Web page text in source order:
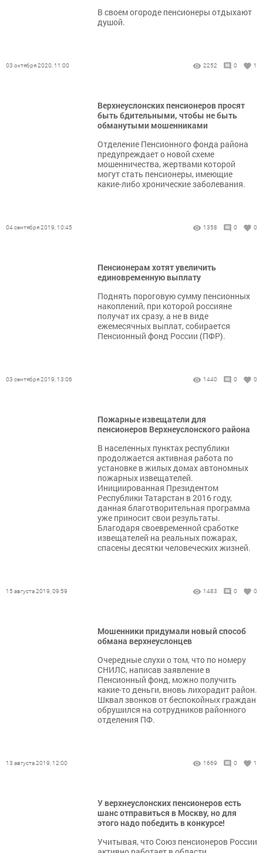
В своем огороде пенсионеры отдыхают
душой.
03 октября 2020, 11:00 2252 0 1
Верхнеуслонских пенсионеров просят
быть бдительными, чтобы не быть
обманутыми мошенниками
Отделение Пенсионного фонда района
предупреждает о новой схеме
мошенничества, жертвами которой
могут стать пенсионеры, имеющие
какие-либо хронические заболевания.
04 сентября 2019, 10:45 1358 0 0
Пенсионерам хотят увеличить
единовременную выплату
Поднять пороговую сумму пенсионных
накоплений, при которой россияне
получат их сразу, а не в виде
ежемесячных выплат, собирается
Пенсионный фонд России (ПФР).
03 сентября 2019, 13:06 1440 0 0
Пожарные извещатели для
пенсионеров Верхнеуслонского района
В населенных пунктах республики
продолжается активная работа по
установке в жилых домах автономных
пожарных извещателей.
Инициированная Президентом
Республики Татарстан в 2016 году,
данная благотворительная программа
уже приносит свои результаты.
Благодаря своевременной сработке
извещателей на реальных пожарах,
спасены десятки человеческих жизней.
15 августа 2019, 09:59 1483 0 0
Мошенники придумали новый способ
обмана верхнеуслонцев
Очередные слухи о том, что по номеру
СНИЛС, написав заявление в
Пенсионный фонд, можно получить
какие-то деньги, вновь лихорадит район.
Шквал звонков от беспокойных граждан
обрушился на сотрудников районного
отделения ПФ.
13 августа 2019, 12:00 1669 0 1
У верхнеуслонских пенсионеров есть
шанс отправиться в Москву, но для
этого надо победить в конкурсе!
Учитывая, что Союз пенсионеров России